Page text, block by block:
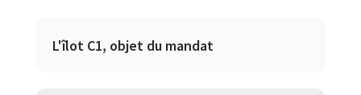
L'îlot C1, objet du mandat